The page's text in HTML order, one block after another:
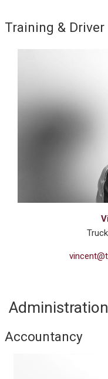
Training &
Accountancy